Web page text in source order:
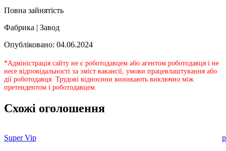
Повна зайнятість
Фабрика | Завод
Опубліковано: 04.06.2024
*Адміністрація сайту не є роботодавцем або агентом роботодавця і не
несе відповідальності за зміст вакансії, умови працевлаштування або
дії роботодавця. Трудові відносини виникають виключно між
претендентом і роботодавцем.
Схожі оголошення
Super Vip